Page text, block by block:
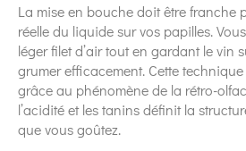
La mise en bouche doit être franche
réelle du liquide sur vos papilles.
léger filet d’air tout en gardant le vin
grumer efficacement. Cette
grâce au phénomène de la rétro-
l’acidité et les tanins définit la
que vous goûtez.